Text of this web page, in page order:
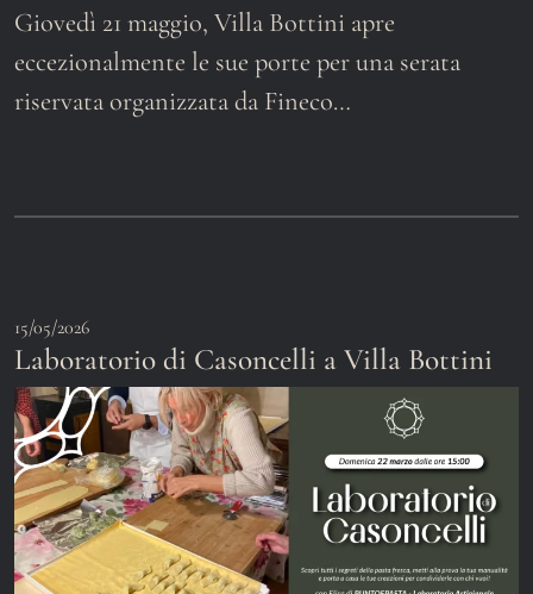
Giovedì 21 maggio, Villa Bottini apre
eccezionalmente le sue porte per una serata
riservata organizzata da Fineco…
15/05/2026
Laboratorio di Casoncelli a Villa Bottini